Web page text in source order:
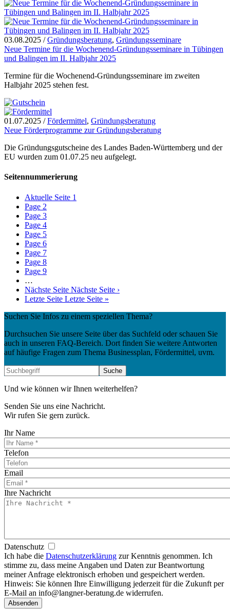
03.08.2025 /Gründungsberatung, Gründungsseminare
Neue Termine für die Wochenend-Gründungsseminare in Tübingen
und Balingen im II. Halbjahr 2025
Termine für die Wochenend-Gründungsseminare im zweiten
Halbjahr 2025 stehen fest.
01.07.2025 /Fördermittel, Gründungsberatung
Neue Förderprogramme zur Gründungsberatung
Die Gründungsgutscheine des Landes Baden-Württemberg und der
EU wurden zum 01.07.25 neu aufgelegt.
Seitennummerierung
Aktuelle Seite 1
Page 2
Page 3
Page 4
Page 5
Page 6
Page 7
Page 8
Page 9
…
Nächste Seite Nächste Seite ›
Letzte Seite Letzte Seite »
Suchen Sie Infos zu einem speziellen Thema?
Durchsuchen Sie unsere Seite über das Suchfeld oder schauen Sie
auch in unseren FAQ-Bereich. Dort finden Sie weitere Antworten
auf häufige Fragen zum Thema Businessplan, Fördermittel, uvm.
Und wie können wir Ihnen weiterhelfen?
Senden Sie uns eine Nachricht.
Wir rufen Sie gern zurück.
Ihr Name
Telefon
Email
Ihre Nachricht
Datenschutz
Ich habe die Datenschutzerklärung zur Kenntnis genommen. Ich
stimme zu, dass meine Angaben und Daten zur Beantwortung
meiner Anfrage elektronisch erhoben und gespeichert werden.
Hinweis: Sie können Ihre Einwilligung jederzeit für die Zukunft per
E-Mail an info@langner-beratung.de widerrufen.